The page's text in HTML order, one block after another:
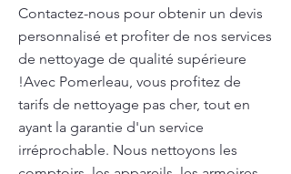
Contactez-nous pour obtenir un devis
personnalisé et profiter de nos services
de nettoyage de qualité supérieure
!Avec Pomerleau, vous profitez de
tarifs de nettoyage pas cher, tout en
ayant la garantie d'un service
irréprochable. Nous nettoyons les